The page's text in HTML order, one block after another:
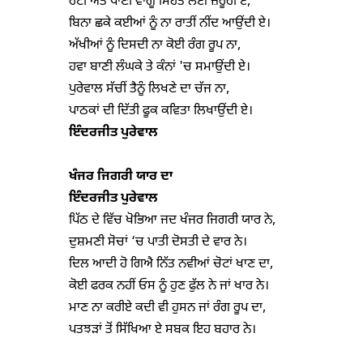
ਬਿਨਾ ਛਕੇ ਕਈਆਂ ਨੂੰ ਨਾ ਰਾਤੀਂ ਨੀਂਦ ਆਉਂਦੀ ਏ।
ਅੱਖੀਆਂ ਨੂੰ ਦਿਸਦੀ ਨਾ ਕੋਈ ਰੰਗ ਰੂਪ ਨਾ,
ਹਵਾ ਬਾਣੀ ਲੰਘਕੇ ਤੇ ਕੰਨਾਂ 'ਚ ਸਮਾਉਂਦੀ ਏ।
ਪੁਰੇਵਾਲ ਸੱਚੀਂ ਤੈਨੂੰ ਲਿਖਣੇ ਦਾ ਚੱਜ ਨਾ,
ਇੰਦਰਜੀਤ ਪੁਰੇਵਾਲ
ਖੰਜਰ ਜਿਗਰੀ ਯਾਰ ਦਾ
ਇੰਦਰਜੀਤ ਪੁਰੇਵਾਲ
ਪਿੱਠ ਦੇ ਵਿੱਚ ਖੋਭਿਆ ਜਦ ਖੰਜਰ ਜਿਗਰੀ ਯਾਰ ਨੇ,
ਦੁਸ਼ਮਣੀ ਸੋਚਾਂ ‘ਚ ਪਾਤੀ ਦੋਸਤੀ ਦੇ ਵਾਰ ਨੇ।
ਦਿਲ ਆਦੀ ਹੋ ਗਿਐ ਨਿੱਤ ਨਵੀਆਂ ਚੋਟਾਂ ਖਾਣ ਦਾ,
ਕੋਈ ਫਰਕ ਨਹੀਂ ਓਸ ਨੂੰ ਹੁਣ ਫੁੱਲ ਨੇ ਜਾਂ ਖਾਰ ਨੇ।
ਮਾਣ ਨਾ ਕਰੀਏ ਕਦੀ ਵੀ ਹੁਸਨ ਜਾਂ ਰੰਗ ਰੂਪ ਦਾ,
ਪਤਝੜਾਂ ਤੋਂ ਸਿੱਖਿਆ ਏ ਸਬਕ ਇਹ ਬਹਾਰ ਨੇ।